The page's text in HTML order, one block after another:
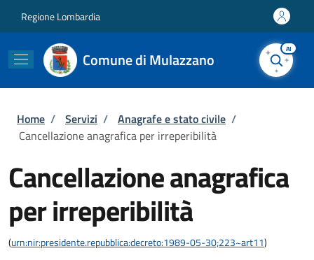
Regione Lombardia
Comune di Mulazzano
AI
Briciole di pane
Home / Servizi / Anagrafe e stato civile /
Cancellazione anagrafica per irreperibilità
Cancellazione anagrafica
per irreperibilità
(urn:nir:presidente.repubblica:decreto:1989-05-30;223~art11)